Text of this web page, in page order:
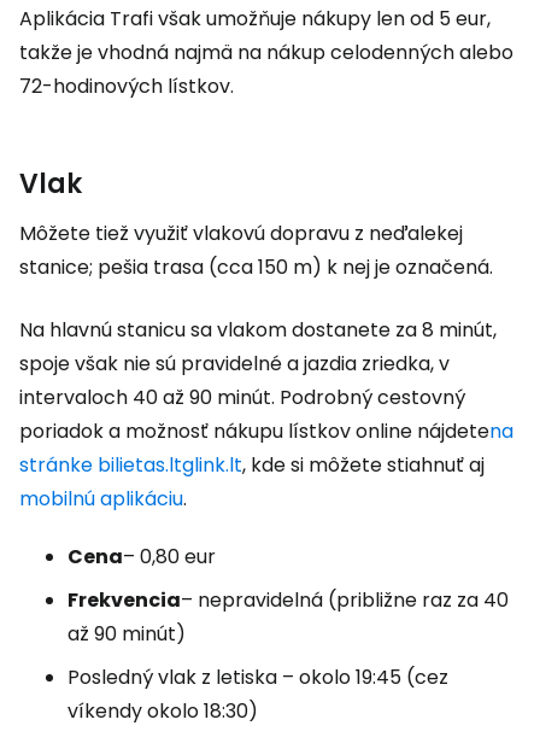
Aplikácia Trafi však umožňuje nákupy len od 5 eur,
takže je vhodná najmä na nákup celodenných alebo
72-hodinových lístkov.
Vlak
Môžete tiež využiť vlakovú dopravu z neďalekej
stanice; pešia trasa (cca 150 m) k nej je označená.
Na hlavnú stanicu sa vlakom dostanete za 8 minút,
spoje však nie sú pravidelné a jazdia zriedka, v
intervaloch 40 až 90 minút. Podrobný cestovný
poriadok a možnosť nákupu lístkov online nájdetena
stránke bilietas.ltglink.lt, kde si môžete stiahnuť aj
mobilnú aplikáciu.
Cena– 0,80 eur
Frekvencia– nepravidelná (približne raz za 40
až 90 minút)
Posledný vlak z letiska – okolo 19:45 (cez
víkendy okolo 18:30)